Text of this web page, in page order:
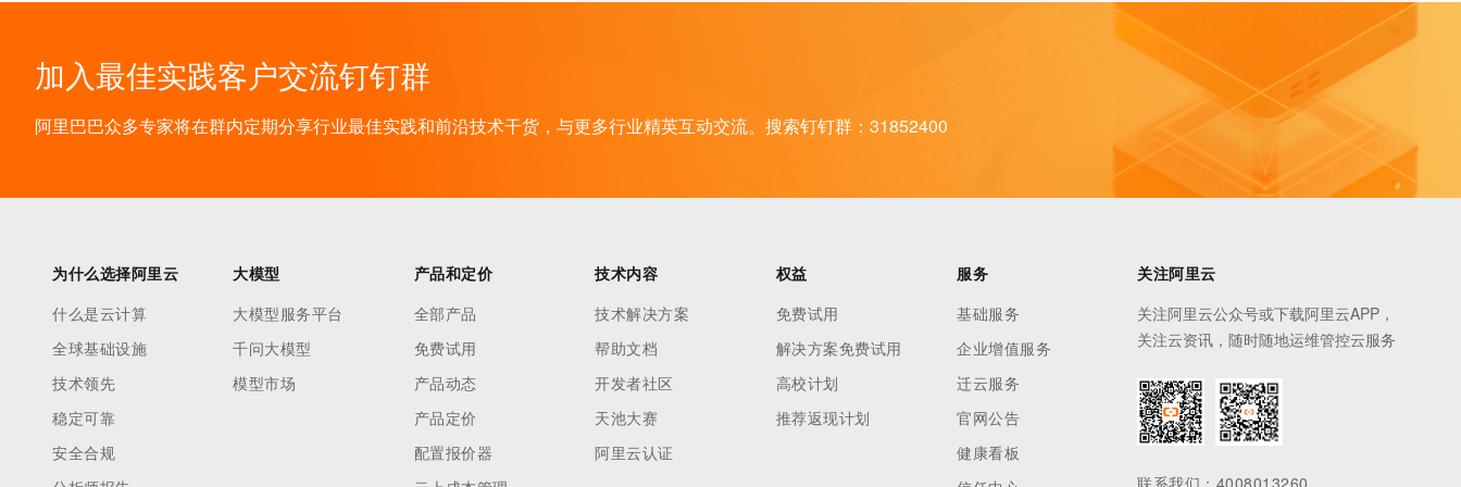
加入最佳实践客户交流钉钉群
阿里巴巴众多专家将在群内定期分享行业最佳实践和前沿技术干货，与更多行业精英互动交流。搜索钉钉群：31852400